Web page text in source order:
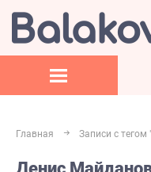
Главная Записи с